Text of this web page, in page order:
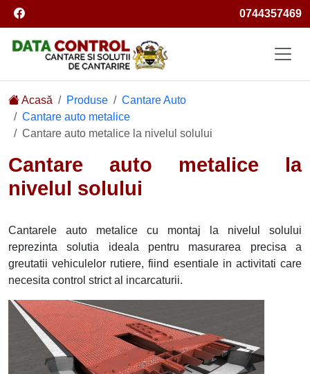
Facebook 0744357469
Acasă Produse
Cantare Auto
Cantare auto metalice
Cantare auto metalice la nivelul solului
Cantare auto metalice la
nivelul solului
Cantarele auto metalice cu montaj la nivelul solului
reprezinta solutia ideala pentru masurarea precisa a
greutatii vehiculelor rutiere, fiind esentiale in activitati care
necesita control strict al incarcaturii.